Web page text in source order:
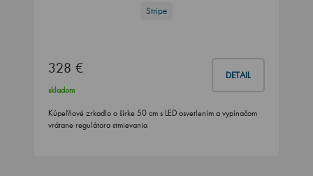
Stripe
328 € DETAIL
skladom
Kúpeľňové zrkadlo o šírke 50 cm s LED osvetlením a vypínačom
vrátane regulátora stmievania